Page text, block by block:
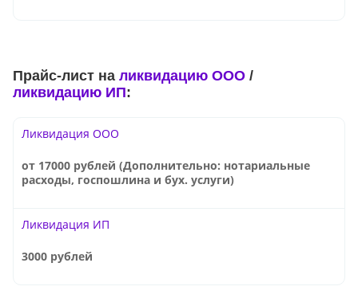
Прайс-лист на ликвидацию ООО /
ликвидацию ИП:
Ликвидация ООО
от 17000 рублей (Дополнительно: нотариальные
расходы, госпошлина и бух. услуги)
Ликвидация ИП
3000 рублей